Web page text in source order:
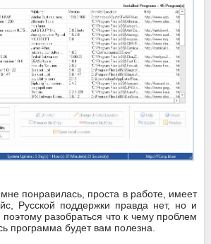
понравилась, проста в работе, имеет
Русской поддержки правда нет, но и
поэтому разобраться что к чему проблем
программа будет вам полезна.